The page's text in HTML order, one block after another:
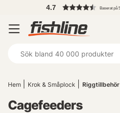
Baserat på 536 betyg
Hem Krok & Småplock Riggtillbehör
Cagefeeders